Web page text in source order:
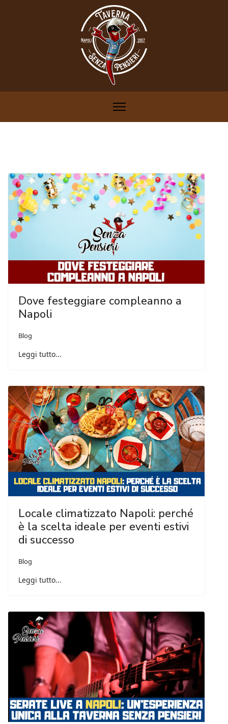
Dove festeggiare compleanno a
Napoli
Blog
Leggi tutto...
Locale climatizzato Napoli: perché
è la scelta ideale per eventi estivi
di successo
Blog
Leggi tutto...